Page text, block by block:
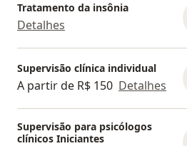
Tratamento da insônia
Detalhes
Supervisão clínica individual
A partir de R$ 150 Detalhes
Supervisão para psicólogos
clínicos Iniciantes